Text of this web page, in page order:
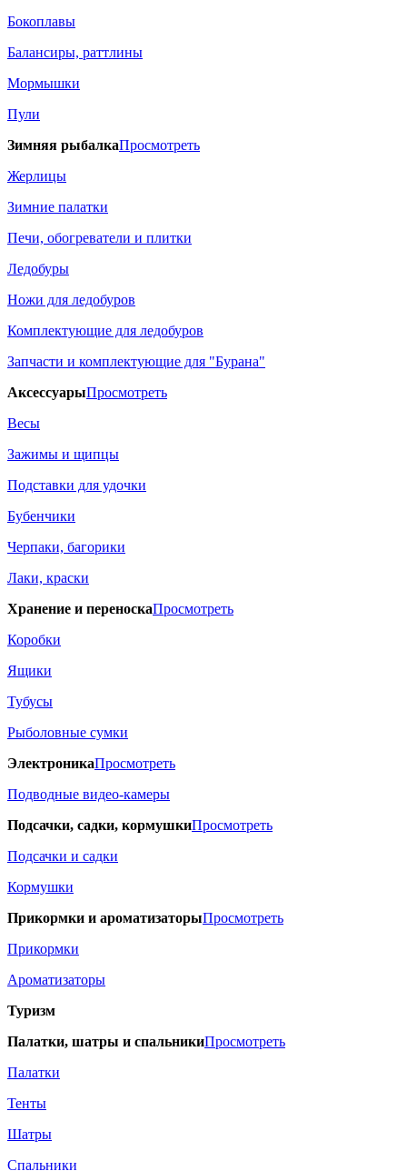
Бокоплавы
Балансиры, раттлины
Мормышки
Пули
Зимняя рыбалкаПросмотреть
Жерлицы
Зимние палатки
Печи, обогреватели и плитки
Ледобуры
Ножи для ледобуров
Комплектующие для ледобуров
Запчасти и комплектующие для "Бурана"
АксессуарыПросмотреть
Весы
Зажимы и щипцы
Подставки для удочки
Бубенчики
Черпаки, багорики
Лаки, краски
Хранение и переноскаПросмотреть
Коробки
Ящики
Тубусы
Рыболовные сумки
ЭлектроникаПросмотреть
Подводные видео-камеры
Подсачки, садки, кормушкиПросмотреть
Подсачки и садки
Кормушки
Прикормки и ароматизаторыПросмотреть
Прикормки
Ароматизаторы
Туризм
Палатки, шатры и спальникиПросмотреть
Палатки
Тенты
Шатры
Спальники